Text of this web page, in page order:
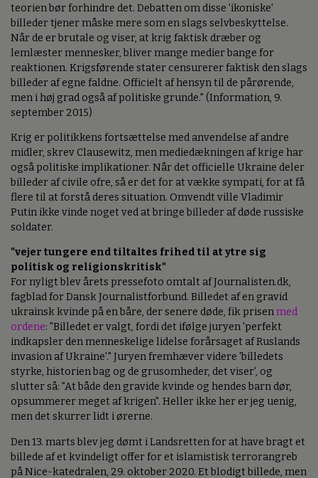
teorien bør forhindre det. Debatten om disse 'ikoniske'
billeder tjener måske mere som en slags selvbeskyttelse.
Når de er brutale og viser, at krig faktisk dræber og
lemlæster mennesker, bliver mange medier bange for
reaktionen. Krigsførende stater censurerer faktisk den slags
billeder af egne faldne. Officielt af hensyn til de pårørende,
men i høj grad også af politiske grunde." (Information, 9.
september 2015)
Krig er politikkens fortsættelse med anvendelse af andre
midler, skrev Clausewitz, men mediedækningen af krige har
også politiske implikationer. Når det officielle Ukraine deler
billeder af civile ofre, så er det for at vække sympati, for at få
flere til at forstå deres situation. Omvendt ville Vladimir
Putin ikke vinde noget ved at bringe billeder af døde russiske
soldater.
"vejer tungere end tiltaltes frihed til at ytre sig
politisk og religionskritisk"
For nyligt blev årets pressefoto omtalt af Journalisten.dk,
fagblad for Dansk Journalistforbund. Billedet af en gravid
ukrainsk kvinde på en båre, der senere døde, fik prisenmed
ordene: "Billedet er valgt, fordi det ifølge juryen 'perfekt
indkapsler den menneskelige lidelse forårsaget af Ruslands
invasion af Ukraine'." Juryen fremhæver videre 'billedets
styrke, historien bag og de grusomheder, det viser', og
slutter så: "At både den gravide kvinde og hendes barn dør,
opsummerer meget af krigen". Heller ikke her er jeg uenig,
men det skurrer lidt i ørerne.
Den 13. marts blev jeg dømt i Landsretten for at have bragt et
billede af et kvindeligt offer for et islamistisk terrorangreb
på Nice-katedralen, 29. oktober 2020. Et blodigt billede, men